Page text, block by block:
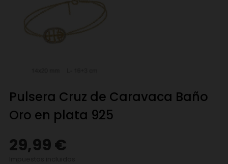
Pulsera Cruz de Caravaca Baño
Oro en plata 925
29,99 €